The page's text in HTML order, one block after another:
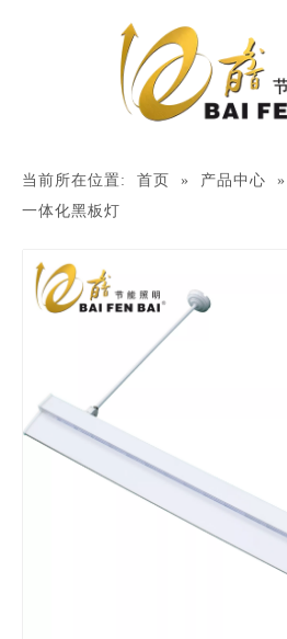
当前所在位置: 首页 » 产品中心 »
一体化黑板灯